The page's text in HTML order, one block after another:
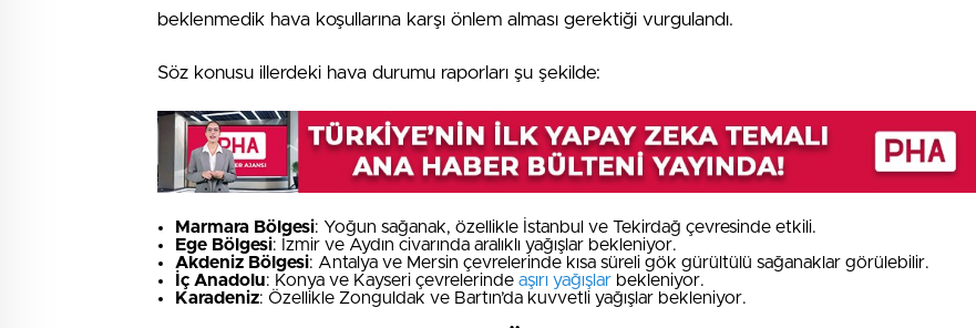
beklenmedik hava koşullarına karşı önlem alması gerektiği vurgulandı.
Söz konusu illerdeki hava durumu raporları şu şekilde:
Marmara Bölgesi: Yoğun sağanak, özellikle İstanbul ve Tekirdağ çevresinde etkili.
Ege Bölgesi: İzmir ve Aydın civarında aralıklı yağışlar bekleniyor.
Akdeniz Bölgesi: Antalya ve Mersin çevrelerinde kısa süreli gök gürültülü sağanaklar görülebilir.
İç Anadolu: Konya ve Kayseri çevrelerinde aşırı yağışlar bekleniyor.
Karadeniz: Özellikle Zonguldak ve Bartın’da kuvvetli yağışlar bekleniyor.